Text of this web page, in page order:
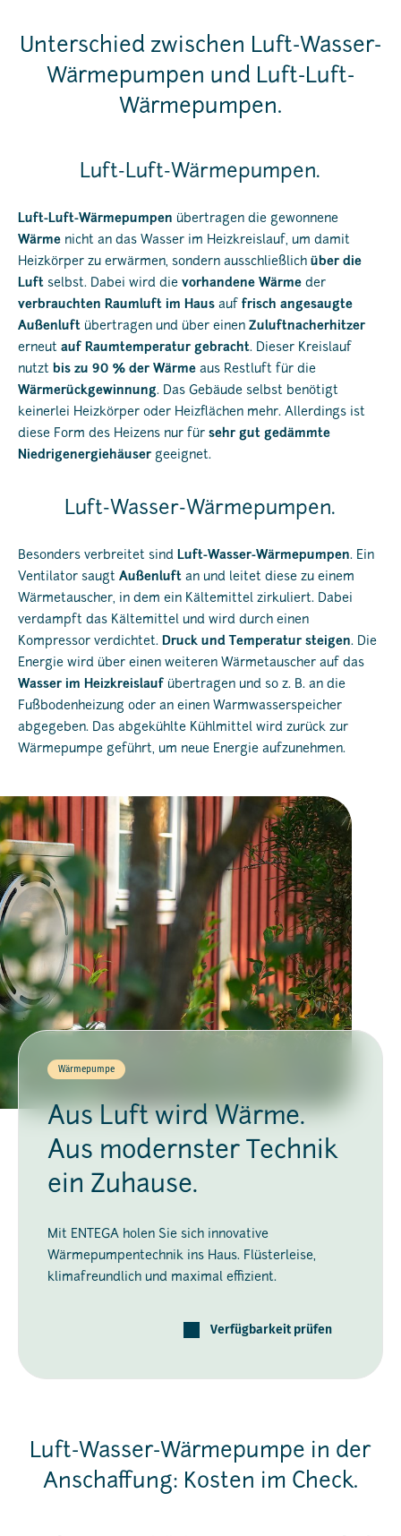
Unterschied zwischen Luft-Wasser-
Wärmepumpen und Luft-Luft-
Wärmepumpen.
Luft-Luft-Wärmepumpen.
Luft-Luft-Wärmepumpen übertragen die gewonnene
Wärme nicht an das Wasser im Heizkreislauf, um damit
Heizkörper zu erwärmen, sondern ausschließlich über die
Luft selbst. Dabei wird die vorhandene Wärme der
verbrauchten Raumluft im Haus auf frisch angesaugte
Außenluft übertragen und über einen Zuluftnacherhitzer
erneut auf Raumtemperatur gebracht. Dieser Kreislauf
nutzt bis zu 90 % der Wärme aus Restluft für die
Wärmerückgewinnung. Das Gebäude selbst benötigt
keinerlei Heizkörper oder Heizflächen mehr. Allerdings ist
diese Form des Heizens nur für sehr gut gedämmte
Niedrigenergiehäuser geeignet.
Luft-Wasser-Wärmepumpen.
Besonders verbreitet sind Luft-Wasser-Wärmepumpen. Ein
Ventilator saugt Außenluft an und leitet diese zu einem
Wärmetauscher, in dem ein Kältemittel zirkuliert. Dabei
verdampft das Kältemittel und wird durch einen
Kompressor verdichtet. Druck und Temperatur steigen. Die
Energie wird über einen weiteren Wärmetauscher auf das
Wasser im Heizkreislauf übertragen und so z. B. an die
Fußbodenheizung oder an einen Warmwasserspeicher
abgegeben. Das abgekühlte Kühlmittel wird zurück zur
Wärmepumpe geführt, um neue Energie aufzunehmen.
Wärmepumpe
Aus Luft wird Wärme.
Aus modernster Technik
ein Zuhause.
Mit ENTEGA holen Sie sich innovative
Wärmepumpentechnik ins Haus. Flüsterleise,
klimafreundlich und maximal effizient.
Verfügbarkeit prüfen
Luft-Wasser-Wärmepumpe in der
Anschaffung: Kosten im Check.